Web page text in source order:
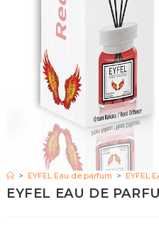
> EYFEL Eau de parfum > EYFEL
EYFEL EAU DE